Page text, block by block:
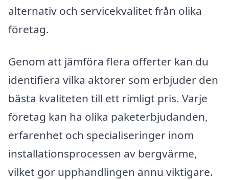
alternativ och servicekvalitet från olika
företag.
Genom att jämföra flera offerter kan du
identifiera vilka aktörer som erbjuder den
bästa kvaliteten till ett rimligt pris. Varje
företag kan ha olika paketerbjudanden,
erfarenhet och specialiseringer inom
installationsprocessen av bergvärme,
vilket gör upphandlingen ännu viktigare.